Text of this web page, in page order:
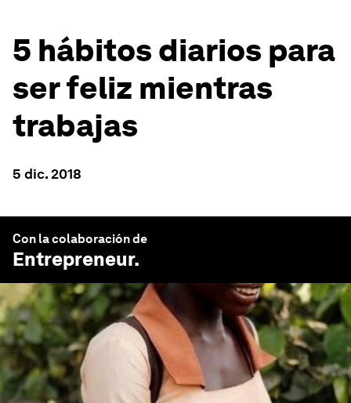
5 hábitos diarios para
ser feliz mientras
trabajas
5 dic. 2018
Con la colaboración de
Entrepreneur.